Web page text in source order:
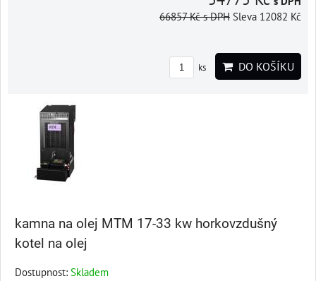
66857 Kčs DPH Sleva 12082 Kč
ks DO KOŠÍKU
kamna na olej MTM 17-33 kw horkovzdušný
kotel na olej
Dostupnost: Skladem